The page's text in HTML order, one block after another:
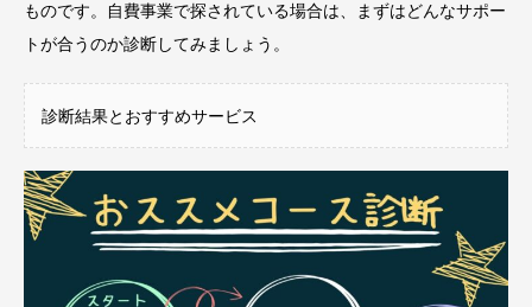
ものです。自費事業で探されている場合は、まずはどんなサポー
トが合うのか診断してみましょう。
診断結果とおすすめサービス